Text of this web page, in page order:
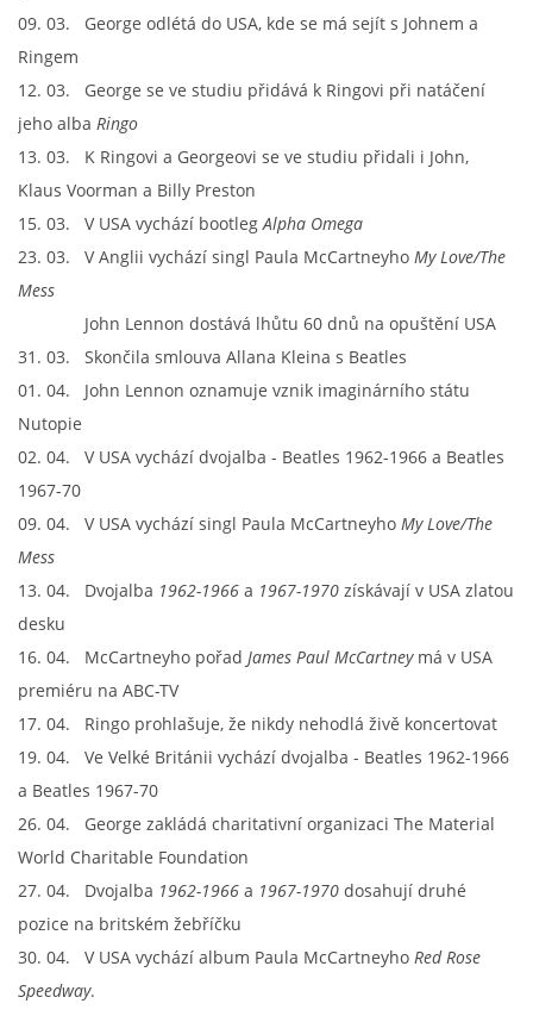
09. 03. George odlétá do USA, kde se má sejít s Johnem a
Ringem
12. 03. George se ve studiu přidává k Ringovi při natáčení
jeho alba Ringo
13. 03. K Ringovi a Georgeovi se ve studiu přidali i John,
Klaus Voorman a Billy Preston
15. 03. V USA vychází bootlegAlpha Omega
23. 03. V Anglii vychází singl Paula McCartneyho My Love/The
Mess
John Lennon dostává lhůtu 60 dnů na opuštění USA
31. 03. Skončila smlouva Allana Kleina s Beatles
01. 04. John Lennon oznamuje vznik imaginárního státu
Nutopie
02. 04. V USA vychází dvojalba - Beatles 1962-1966 a Beatles
1967-70
09. 04. V USA vychází singl Paula McCartneyho My Love/The
Mess
13. 04. Dvojalba 1962-1966 a 1967-1970 získávají v USA zlatou
desku
16. 04. McCartneyho pořad James Paul McCartneymá v USA
premiéru na ABC-TV
17. 04. Ringo prohlašuje, že nikdy nehodlá živě koncertovat
19. 04. Ve Velké Británii vychází dvojalba - Beatles 1962-1966
a Beatles 1967-70
26. 04. George zakládá charitativní organizaci The Material
World Charitable Foundation
27. 04. Dvojalba 1962-1966 a 1967-1970 dosahují druhé
pozice na britském žebříčku
30. 04. V USA vychází album Paula McCartneyho Red Rose
Speedway.